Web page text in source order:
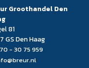
Groothandel Den
81
GS Den Haag
- 30 75 959